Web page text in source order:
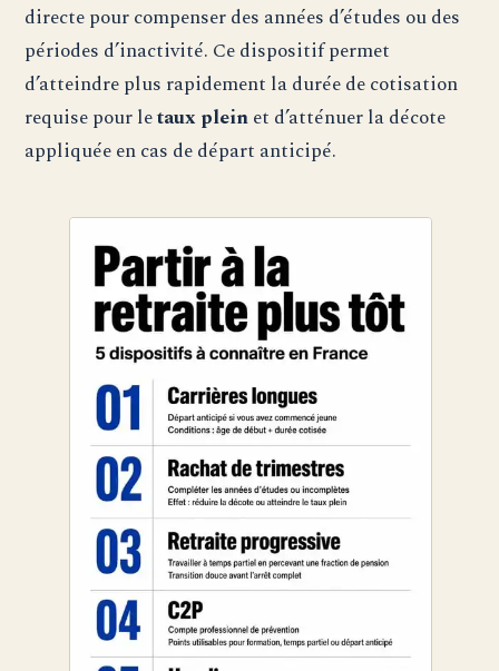
directe pour compenser des années d’études ou des
périodes d’inactivité. Ce dispositif permet
d’atteindre plus rapidement la durée de cotisation
requise pour letaux pleinet d’atténuer la décote
appliquée en cas de départ anticipé.